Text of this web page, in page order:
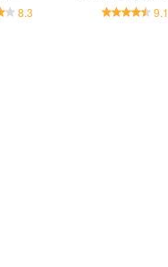
8.3 9.1